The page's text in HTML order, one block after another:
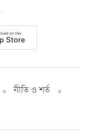
নীতি ও শর্ত